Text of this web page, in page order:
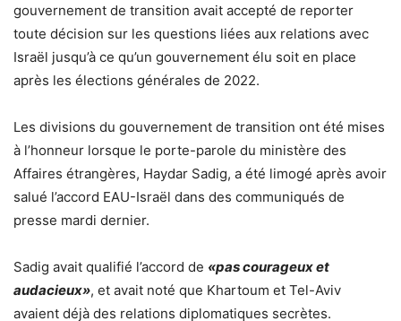
gouvernement de transition avait accepté de reporter
toute décision sur les questions liées aux relations avec
Israël jusqu’à ce qu’un gouvernement élu soit en place
après les élections générales de 2022.
Les divisions du gouvernement de transition ont été mises
à l’honneur lorsque le porte-parole du ministère des
Affaires étrangères, Haydar Sadig, a été limogé après avoir
salué l’accord EAU-Israël dans des communiqués de
presse mardi dernier.
Sadig avait qualifié l’accord de «pas courageux et
audacieux», et avait noté que Khartoum et Tel-Aviv
avaient déjà des relations diplomatiques secrètes.